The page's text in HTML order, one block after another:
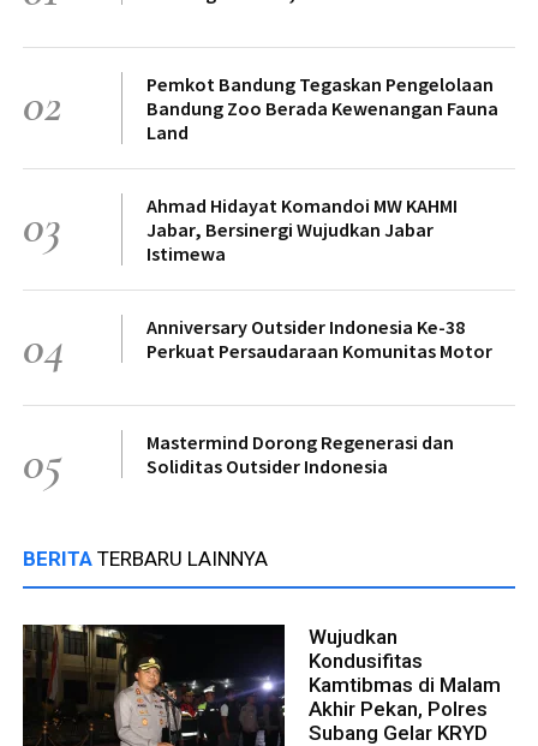
02
Pemkot Bandung Tegaskan Pengelolaan
Bandung Zoo Berada Kewenangan Fauna
Land
03
Ahmad Hidayat Komandoi MW KAHMI
Jabar, Bersinergi Wujudkan Jabar
Istimewa
04
Anniversary Outsider Indonesia Ke-38
Perkuat Persaudaraan Komunitas Motor
05
Mastermind Dorong Regenerasi dan
Soliditas Outsider Indonesia
BERITA TERBARU LAINNYA
Wujudkan
Kondusifitas
Kamtibmas di Malam
Akhir Pekan, Polres
Subang Gelar KRYD